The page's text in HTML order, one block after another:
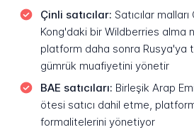
Çinli satıcılar: Satıcılar
Kong'daki bir Wildberries alma
platform daha sonra Rusya'ya
gümrük muafiyetini yönetir
BAE satıcıları: Birleşik Arap
ötesi satıcı dahil etme,
formalitelerini yönetiyor